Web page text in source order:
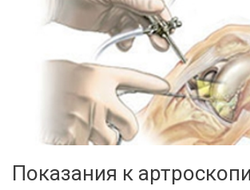
Показания к